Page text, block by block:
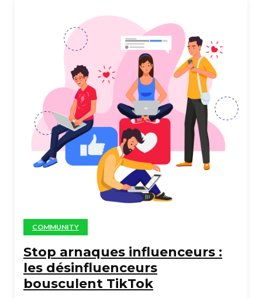
COMMUNITY
Stop arnaques influenceurs :
les désinfluenceurs
bousculent TikTok